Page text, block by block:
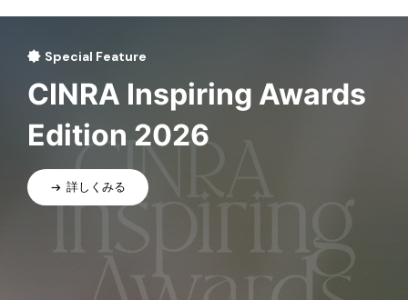
Special Feature
CINRA Inspiring Awards
Edition 2026
詳しくみる